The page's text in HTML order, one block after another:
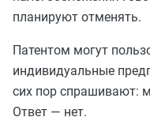
планируют отменять.
Патентом могут
индивидуальные
сих пор спрашивают:
Ответ — нет.